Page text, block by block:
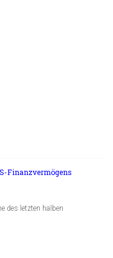
Finanzvermögens
des letzten halben